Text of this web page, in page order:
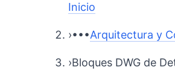
Inicio
›•••Arquitectura y
›Bloques DWG de